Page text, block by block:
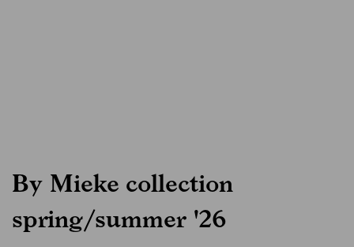
By Mieke collection
spring/summer '26